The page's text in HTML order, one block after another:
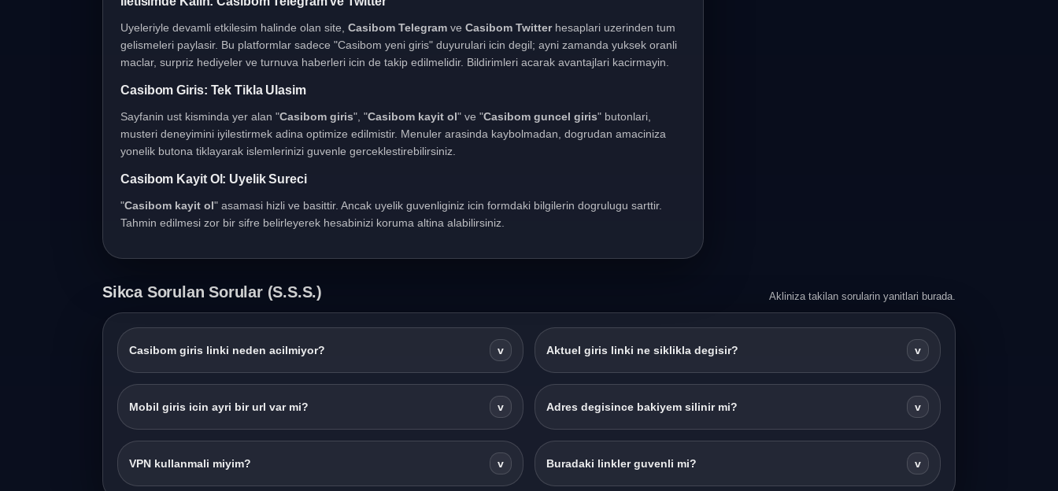
Uyeleriyle devamli etkilesim halinde olan site, Casibom Telegram ve Casibom Twitterhesaplari uzerinden tum
gelismeleri paylasir. Bu platformlar sadece "Casibom yeni giris" duyurulari icin degil; ayni zamanda yuksek oranli
maclar, surpriz hediyeler ve turnuva haberleri icin de takip edilmelidir. Bildirimleri acarak avantajlari kacirmayin.
Casibom Giris: Tek Tikla Ulasim
Sayfanin ust kisminda yer alan "Casibom giris", "Casibom kayit ol" ve "Casibom guncel giris" butonlari,
musteri deneyimini iyilestirmek adina optimize edilmistir. Menuler arasinda kaybolmadan, dogrudan amaciniza
yonelik butona tiklayarak islemlerinizi guvenle gerceklestirebilirsiniz.
Casibom Kayit Ol: Uyelik Sureci
"Casibom kayit ol" asamasi hizli ve basittir. Ancak uyelik guvenliginiz icin formdaki bilgilerin dogrulugu sarttir.
Tahmin edilmesi zor bir sifre belirleyerek hesabinizi koruma altina alabilirsiniz.
Sikca Sorulan Sorular (S.S.S.) Akliniza takilan sorularin yanitlari burada.
Casibom giris linki neden acilmiyor? v Aktuel giris linki ne siklikla degisir? v
Mobil giris icin ayri bir url var mi? v Adres degisince bakiyem silinir mi? v
VPN kullanmali miyim? v Buradaki linkler guvenli mi? v